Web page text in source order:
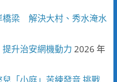
橋梁 解決大村、秀水淹水
升治安網機動力 2026 年